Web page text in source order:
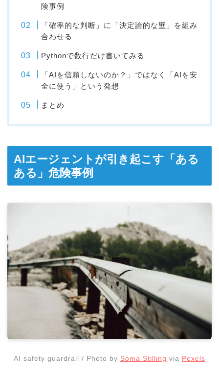
険事例
「確率的な判断」に「決定論的な壁」を組み
合わせる
Pythonで数行だけ書いてみる
「AIを信頼しないのか？」ではなく「AIを安
全に使う」という発想
まとめ
AIエージェントが引き起こす「ある
ある」危険事例
AI safety guardrail / Photo by Soma Stilling via Pexels